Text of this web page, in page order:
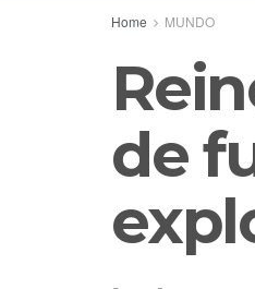
Home MUNDO
de